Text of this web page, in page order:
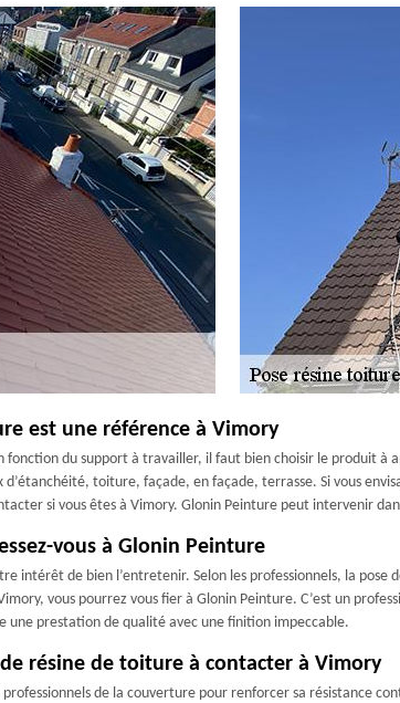
est une référence à Vimory
fonction du support à travailler, il faut bien choisir le produit à
toiture, façade, en façade, terrasse. Si vous
si vous êtes à Vimory. Glonin Peinture peut intervenir
vous à Glonin Peinture
intérêt de bien l’entretenir. Selon les professionnels, la
vous pourrez vous fier à Glonin Peinture. C’est un
une prestation de qualité avec une finition impeccable.
résine de toiture à contacter à Vimory
de la couverture pour renforcer sa résistance